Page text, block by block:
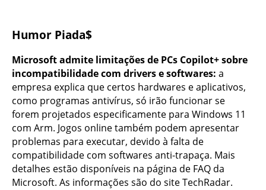
Humor Piada$
Microsoft admite limitações de PCs Copilot+ sobre
incompatibilidade com drivers e softwares: a
empresa explica que certos hardwares e aplicativos,
como programas antivírus, só irão funcionar se
forem projetados especificamente para Windows 11
com Arm. Jogos online também podem apresentar
problemas para executar, devido à falta de
compatibilidade com softwares anti-trapaça. Mais
detalhes estão disponíveis na página de FAQ da
Microsoft. As informações são do site TechRadar.